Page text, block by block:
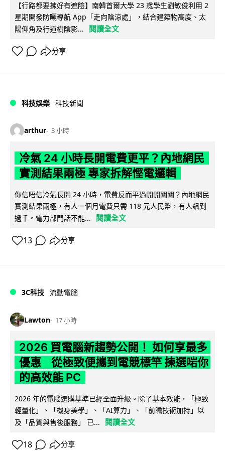
【行路都要揀好有遮陰】南韓首爾大學 23 歲學生劉敏俊利用 2
星期開發防曬導航 App「走向陰涼處」，結合建築物高度、太
陽仰角及行道樹陰影...
閱讀全文
分享
科技娛樂 科技新聞
arthur 3 小時
冷氣 24 小時長開電費更平？內地網民
實測結果兩極 專家拆解慳電邏輯
你信唔信冷氣長開 24 小時，電費反而平過開開關關？內地網民
實測結果兩極，有人一個月電費只需 118 元人民幣，有人飆到
過千。電力部門話不能...
閱讀全文
13 分享
3C科技 流動電腦
Lawton 17 小時
2026 買電腦新趨勢公開！ 如何享最多
優惠 從極致便攜到電競標竿 揀選啱你
的高效能 PC
2026 年的電腦選購基準已經全面升級。除了基本效能，「極致
輕量化」、「機身美學」、「AI算力」、「前瞻技術加持」以
及「品質與售後服務」 已...
閱讀全文
18 分享